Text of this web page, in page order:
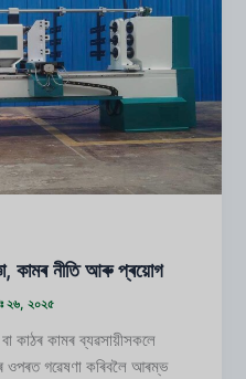
কামৰ নীতি আৰু প্ৰয়োগ
২৬, ২০২৫
কাঠৰ কামৰ ব্যৱসায়ীসকলে
ওপৰত গৱেষণা কৰিবলৈ আৰম্ভ